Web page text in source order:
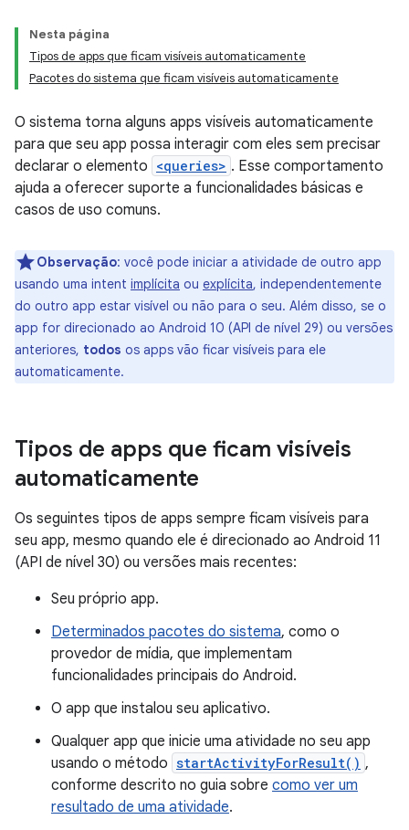
Nesta página
Tipos de apps que ficam visíveis automaticamente
Pacotes do sistema que ficam visíveis automaticamente
O sistema torna alguns apps visíveis automaticamente
para que seu app possa interagir com eles sem precisar
declarar o elemento <queries> . Esse comportamento
ajuda a oferecer suporte a funcionalidades básicas e
casos de uso comuns.
Observação: você pode iniciar a atividade de outro app
usando uma intent implícita ou explícita, independentemente
do outro app estar visível ou não para o seu. Além disso, se o
app for direcionado ao Android 10 (API de nível 29) ou versões
anteriores, todos os apps vão ficar visíveis para ele
automaticamente.
Tipos de apps que ficam visíveis
automaticamente
Os seguintes tipos de apps sempre ficam visíveis para
seu app, mesmo quando ele é direcionado ao Android 11
(API de nível 30) ou versões mais recentes:
Seu próprio app.
Determinados pacotes do sistema, como o
provedor de mídia, que implementam
funcionalidades principais do Android.
O app que instalou seu aplicativo.
Qualquer app que inicie uma atividade no seu app
usando o método startActivityForResult() ,
conforme descrito no guia sobre como ver um
resultado de uma atividade.